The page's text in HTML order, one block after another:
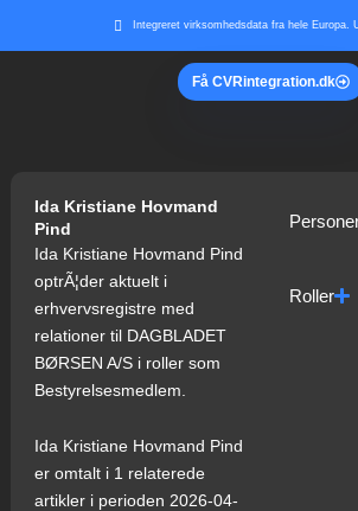
Integreret virksomhedsdata fra hele Europa.
Få CVRintegration.dk
Ida Kristiane Hovmand
Pind
Ida Kristiane Hovmand Pind
optrÃ¦der aktuelt i
erhvervsregistre med
relationer til DAGBLADET
BØRSEN A/S i roller som
Bestyrelsesmedlem.
Ida Kristiane Hovmand Pind
er omtalt i 1 relaterede
artikler i perioden 2026-04-
Roller